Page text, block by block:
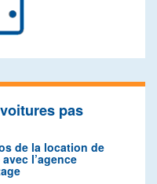
pas
de la location de
l’agence